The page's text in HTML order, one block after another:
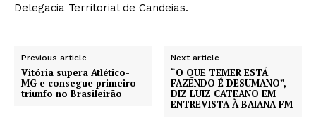
Delegacia Territorial de Candeias.
Previous article
Vitória supera Atlético-
MG e consegue primeiro
triunfo no Brasileirão
Next article
“O QUE TEMER ESTÁ
FAZENDO É DESUMANO”,
DIZ LUIZ CATEANO EM
ENTREVISTA À BAIANA FM